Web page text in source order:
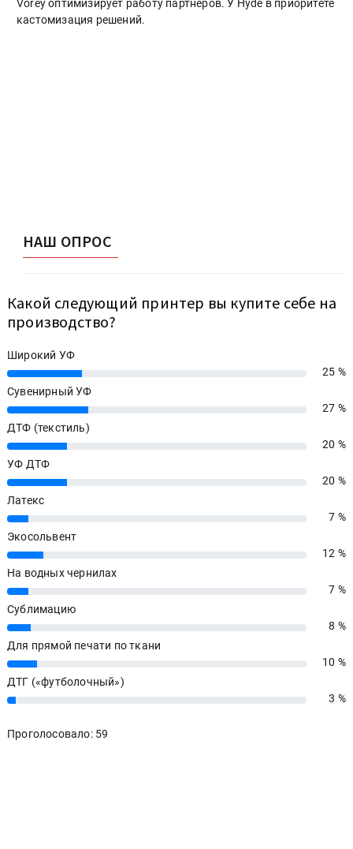
Vorey оптимизирует работу партнеров. У Hyde в приоритете
кастомизация решений.
НАШ ОПРОС
Какой следующий принтер вы купите себе на
производство?
Широкий УФ
25%
25 %
Сувенирный УФ
27%
27 %
ДТФ (текстиль)
20%
20 %
УФ ДТФ
20%
20 %
Латекс
7%
7 %
Экосольвент
12%
12 %
На водных чернилах
7%
7 %
Сублимацию
8%
8 %
Для прямой печати по ткани
10%
10 %
ДТГ («футболочный»)
3% 3 %
Проголосовало: 59